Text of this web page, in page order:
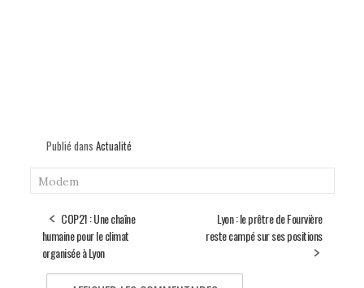
Publié dans Actualité
Modem
COP21 : Une chaîne
humaine pour le climat
organisée à Lyon
Lyon : le prêtre de Fourvière
reste campé sur ses positions